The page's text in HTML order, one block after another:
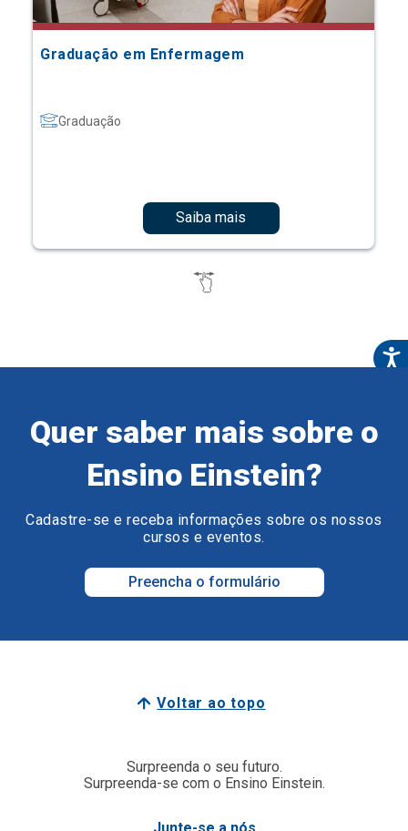
Graduação em Enfermagem
Graduação
Saiba mais
Quer saber mais sobre o
Ensino Einstein?
Cadastre-se e receba informações sobre os nossos
cursos e eventos.
Preencha o formulário
Voltar ao topo
Surpreenda o seu futuro.
Surpreenda-se com o Ensino Einstein.